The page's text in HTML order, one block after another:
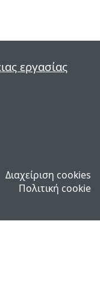
εργασίας
Διαχείριση cookies
Πολιτική cookie